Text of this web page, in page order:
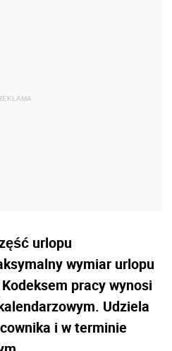
urlopu
wymiar urlopu
pracy wynosi
Udziela
i w terminie